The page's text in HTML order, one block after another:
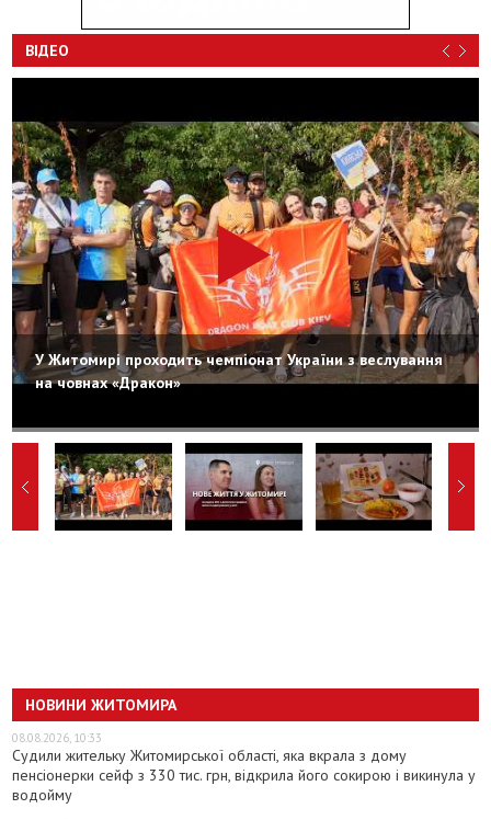
ВІДЕО
У Житомирі проходить чемпіонат України з веслування
на човнах «Дракон»
НОВИНИ ЖИТОМИРА
08.08.2026, 10:33
Судили жительку Житомирської області, яка вкрала з дому
пенсіонерки сейф з 330 тис. грн, відкрила його сокирою і викинула у
водойму